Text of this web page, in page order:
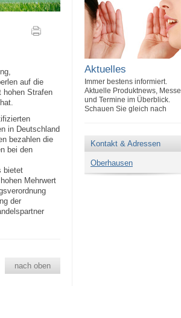
auf die
hohen Strafen
in Deutschland
bezahlen die
bei den
bietet
Mehrwert
der
nach oben
Aktuelles
Immer bestens informiert.
Aktuelle Produktnews, Messe
und Termine im Überblick.
Schauen Sie gleich nach
Kontakt & Adressen
Oberhausen